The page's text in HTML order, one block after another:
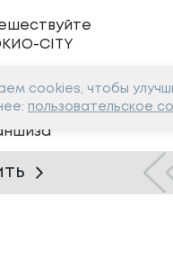
CITY
cookies, чтобы
пользовательское